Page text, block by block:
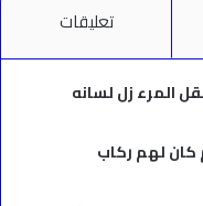
تعليقات
المرء زل لسانه
كان لهم ركاب